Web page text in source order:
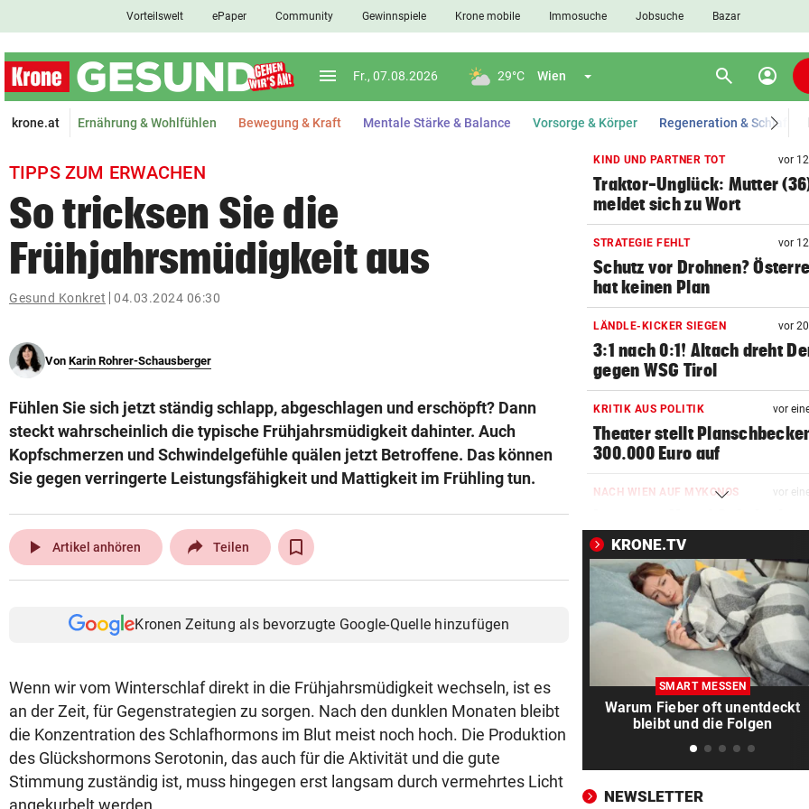
closeSchließen
Abonnieren
pin_drop
bookmark Merkliste
Suchbegriff
© Krone Multimedia GmbH & Co KG 2026
Muthgasse 2, 1190 Wien
Vorteilswelt ePaper Community Gewinnspiele Krone mobile Immosuche Jobsuche Bazar
menu Menü aufklappen
Fr., 07.08.2026 29°C Wien Menü aufklappen search Suchen
account_circle
krone.at Ernährung & Wohlfühlen Bewegung & Kraft Mentale Stärke & Balance Vorsorge & Körper Regeneration & Schlaf
TIPPS ZUM ERWACHEN
So tricksen Sie die
Frühjahrsmüdigkeit aus
Gesund Konkret 04.03.2024 06:30
Von Karin Rohrer-Schausberger
Fühlen Sie sich jetzt ständig schlapp, abgeschlagen und erschöpft? Dann
steckt wahrscheinlich die typische Frühjahrsmüdigkeit dahinter. Auch
Kopfschmerzen und Schwindelgefühle quälen jetzt Betroffene. Das können
Sie gegen verringerte Leistungsfähigkeit und Mattigkeit im Frühling tun.
play_arrow Artikel anhören Teilen
Kronen Zeitung als bevorzugte Google-Quelle hinzufügen
Wenn wir vom Winterschlaf direkt in die Frühjahrsmüdigkeit wechseln, ist es
an der Zeit, für Gegenstrategien zu sorgen. Nach den dunklen Monaten bleibt
die Konzentration des Schlafhormons im Blut meist noch hoch. Die Produktion
des Glückshormons Serotonin, das auch für die Aktivität und die gute
Stimmung zuständig ist, muss hingegen erst langsam durch vermehrtes Licht
angekurbelt werden.
KIND UND PARTNER TOT vor
Traktor-Unglück: Mutter
meldet sich zu Wort
STRATEGIE FEHLT vor
Schutz vor Drohnen?
hat keinen Plan
LÄNDLE-KICKER SIEGEN vor
3:1 nach 0:1! Altach dreht
gegen WSG Tirol
KRITIK AUS POLITIK vor
Theater stellt
300.000 Euro auf
NACH WIEN AUF MYKONOS vor
gewährt private Einblicke
„IHR SEID DER HAMMER!“ vor
Feuerwehr befreite Kalb aus
misslicher Lage
FUSSBALL-FANS FEIERN vor
Hochgefühle dank
eines Kult-Sponsors
Enttäuschende Zweitliga-
Rückkehr nach Grödig
KRONE.TV
SMART MESSEN
Warum Fieber oft unentdeckt
bleibt und die Folgen
NEWSLETTER